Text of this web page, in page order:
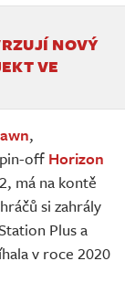
NOVÝ
VE
,
off Horizon
má na kontě
si zahrály
Plus a
v roce 2020